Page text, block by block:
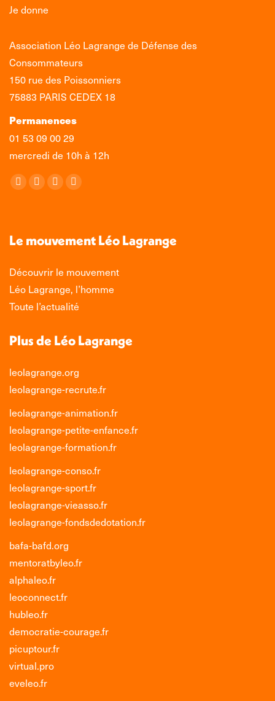
Je donne
Association Léo Lagrange de Défense des
Consommateurs
150 rue des Poissonniers
75883 PARIS CEDEX 18
Permanences
01 53 09 00 29
mercredi de 10h à 12h
Retrouvez-nous sur :
La
s'ouvre
une
nouvelle
fenêtre
La
s'ouvre
une
fenêtre
La
s'ouvre
une
nouvelle
fenêtre
La
s'ouvre
une
nouvelle
fenêtre
Le mouvement Léo Lagrange
Découvrir le mouvement
Léo Lagrange, l’homme
Toute l’actualité
Plus de Léo Lagrange
leolagrange.org
leolagrange-recrute.fr
leolagrange-animation.fr
leolagrange-petite-enfance.fr
leolagrange-formation.fr
leolagrange-conso.fr
leolagrange-sport.fr
leolagrange-vieasso.fr
leolagrange-fondsdedotation.fr
bafa-bafd.org
mentoratbyleo.fr
alphaleo.fr
leoconnect.fr
hubleo.fr
democratie-courage.fr
picuptour.fr
virtual.pro
eveleo.fr